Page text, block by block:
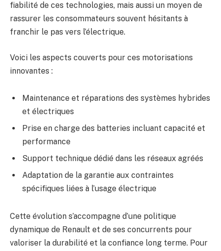
fiabilité de ces technologies, mais aussi un moyen de
rassurer les consommateurs souvent hésitants à
franchir le pas vers l’électrique.
Voici les aspects couverts pour ces motorisations
innovantes :
Maintenance et réparations des systèmes hybrides
et électriques
Prise en charge des batteries incluant capacité et
performance
Support technique dédié dans les réseaux agréés
Adaptation de la garantie aux contraintes
spécifiques liées à l’usage électrique
Cette évolution s’accompagne d’une politique
dynamique de Renault et de ses concurrents pour
valoriser la durabilité et la confiance long terme. Pour